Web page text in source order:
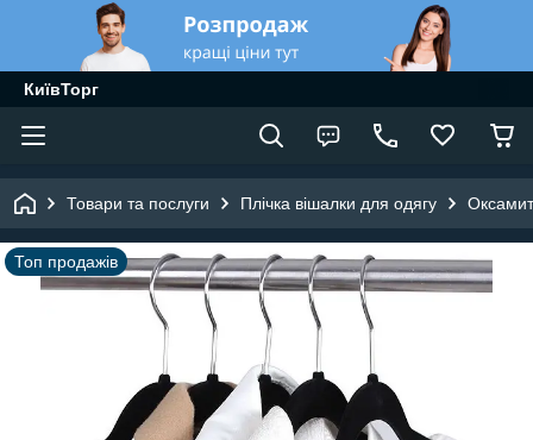
КиївТорг
Товари та послуги Плічка вішалки для одягу
Топ продажів